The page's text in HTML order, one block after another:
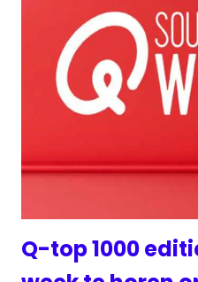
Q-top 1000